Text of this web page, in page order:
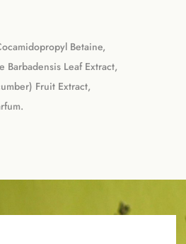
Betaine,
Barbadensis Leaf Extract,
Fruit Extract,